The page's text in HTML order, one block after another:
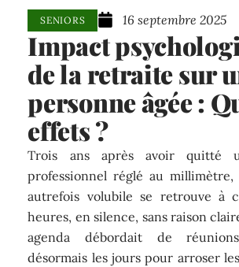
SENIORS 16 septembre 2025
Impact
de la retraite sur
personne âgée :
effets ?
Trois ans après avoir quitté
professionnel réglé au millimètre,
autrefois volubile se retrouve à
heures, en silence, sans raison
agenda débordait de
désormais les jours pour arroser